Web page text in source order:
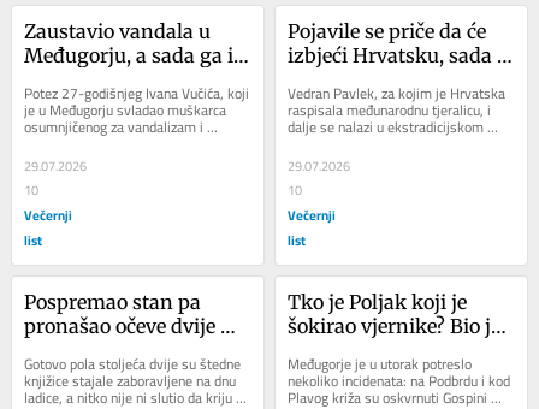
Zaustavio vandala u
Međugorju, a sada ga iz
posebnom ponudom
Potez 27-godišnjeg Ivana Vučića, koji
je u Međugorju svladao muškarca
osumnjičenog za vandalizam i
zadržao ga do dolaska policije,
izazvao je...
29.07.2026
10
Večernji
list
Pojavile se priče da će
izbjeći Hrvatsku, sada je
Kazahstana: Evo gdje je
Vedran Pavlek
Vedran Pavlek, za kojim je Hrvatska
raspisala međunarodnu tjeralicu, i
dalje se nalazi u ekstradicijskom
pritvoru u kazahstanskom Almatiju,
gdje...
29.07.2026
10
Večernji
list
Pospremao stan pa
pronašao očeve dvije
Zbog njih će dobiti
110.000 eura
Gotovo pola stoljeća dvije su štedne
knjižice stajale zaboravljene na dnu
ladice, a nitko nije ni slutio da kriju
Tko je Poljak koji je
šokirao vjernike? Bio je
od Varšave do
Međugorja?
Međugorje je u utorak potreslo
nekoliko incidenata: na Podbrdu i kod
Plavog križa su oskvrnuti Gospini